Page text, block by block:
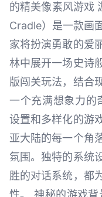
的精美像素风游戏
Cradle）是一款画
家将扮演勇敢的爱
林中展开一场史诗
版闯关玩法，结合
一个充满想象力的
设置和多样化的游
亚大陆的每一个角
氛围。独特的系统
胜的对话系统，都
性。 神秘的游戏